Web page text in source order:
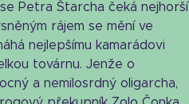
Petra Štarcha čeká nejhorší
rájem se mění ve
nejlepšímu kamarádovi
továrnu. Jenže o
a nemilosrdný oligarcha,